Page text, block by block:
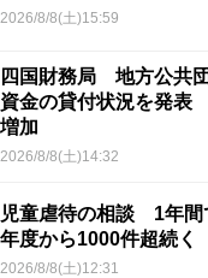
2026/8/8(土)15:59
四国財務局 地方公共
資金の貸付状況を発表
増加
2026/8/8(土)14:32
児童虐待の相談 1年
年度から1000件超続
2026/8/8(土)12:31